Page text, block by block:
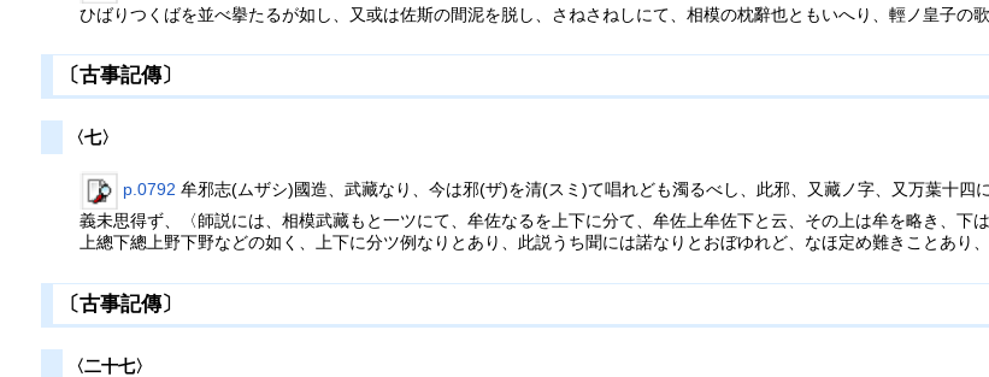
ひばりつくばを並べ擧たるが如し、又或は佐斯の間泥を脱し、さねさねしにて、相模の枕辭也ともいへり、輕ノ皇子の
〔古事記傳〕
〈七〉
p.0792 牟邪志(ムザシ)國造、武藏なり、今は邪(ザ)を清(スミ)て唱れども濁るべし、此邪、又藏ノ字、又万葉十
義未思得ず、〈師説には、相模武藏もと一ツにて、牟佐なるを上下に分て、牟佐上牟佐下と云、その上は牟を略き、下
上總下總上野下野などの如く、上下に分ツ例なりとあり、此説うち聞には諾なりとおぼゆれど、なほ定め難きことあり
〔古事記傳〕
〈二十七〉